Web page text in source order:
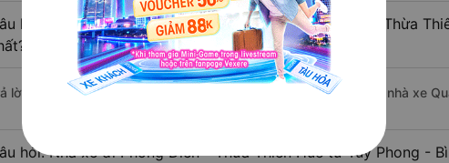
hỏi: Nhà xe đi Tuy Phong - Bình Thuận Phong Điền - Thừa
lời: Chuyến xe có giờ xuất phát sớm nhất vào lúc 12:00 là của nhà xe
hỏi: Nhà xe đi Phong Điền - Thừa Thiên Huế từ Tuy Phong -